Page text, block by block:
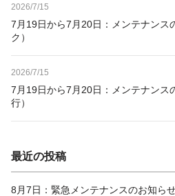
2026/7/15
7月19日から7月20日：メンテナンス
ク）
2026/7/15
7月19日から7月20日：メンテナンス
行）
最近の投稿
8月7日：緊急メンテナンスのお知ら